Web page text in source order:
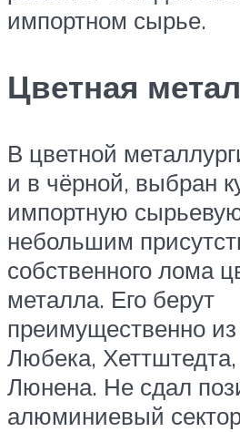
импортном сырье.
Цветная
В цветной
и в чёрной, выбран
импортную
небольшим
собственного лома
металла. Его берут
преимущественно
Любека, Хеттштедта,
Люнена. Не сдал
алюминиевый